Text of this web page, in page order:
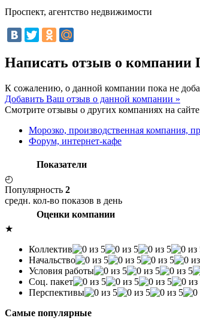
Проспект, агентство недвижимости
Написать отзыв о компании
К сожалению, о данной компании пока не
Добавить Ваш отзыв о данной компании »
Смотрите отзывы о других компаниях на
Морозко, производственная компания,
Форум, интернет-кафе
Показатели
◴
Популярность 2
средн. кол-во показов в день
Оценки компании
★
Коллектив
Начальство
Условия работы
Соц. пакет
Перспективы
Самые популярные